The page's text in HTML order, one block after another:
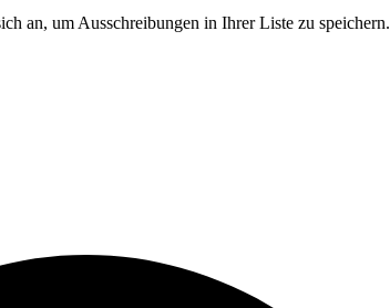
an, um Ausschreibungen in Ihrer Liste zu speichern.